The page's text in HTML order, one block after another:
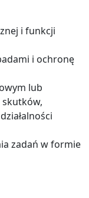
i funkcji
i ochronę
lub
zadań w formie